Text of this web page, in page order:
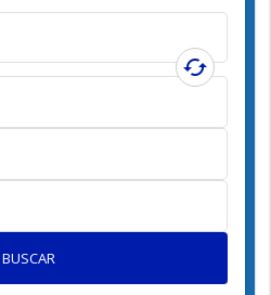
cached
BUSCAR